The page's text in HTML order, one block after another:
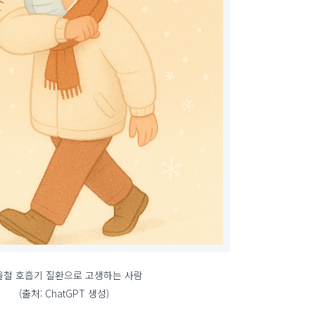
철 호흡기 질환으로 고생하는 사람
(출처: ChatGPT 생성)